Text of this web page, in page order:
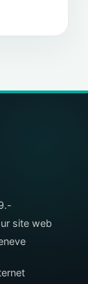
site web